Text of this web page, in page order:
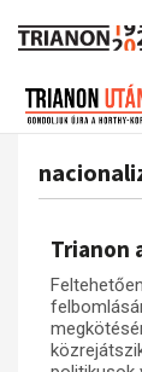
Trianon